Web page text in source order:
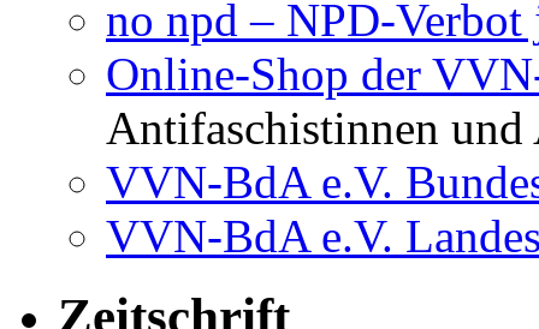
no npd – NPD-Verbot
Online-Shop der
Antifaschistinnen und
VVN-BdA e.V.
VVN-BdA e.V.
Zeitschrift